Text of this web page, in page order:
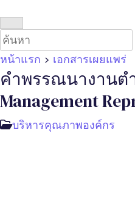
หน้าแรก > เอกสารเผยแพร่
คำพรรณนางานต
Management
บริหารคุณภาพองค์กร